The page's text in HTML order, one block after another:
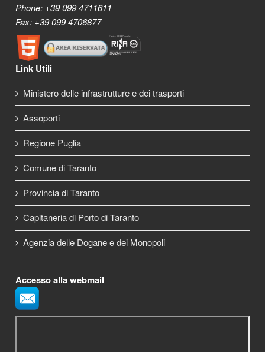
Phone: +39 099 4711611
Fax: +39 099 4706877
Link Utili
Ministero delle infrastrutture e dei trasporti
Assoporti
Regione Puglia
Comune di Taranto
Provincia di Taranto
Capitaneria di Porto di Taranto
Agenzia delle Dogane e dei Monopoli
Accesso alla webmail